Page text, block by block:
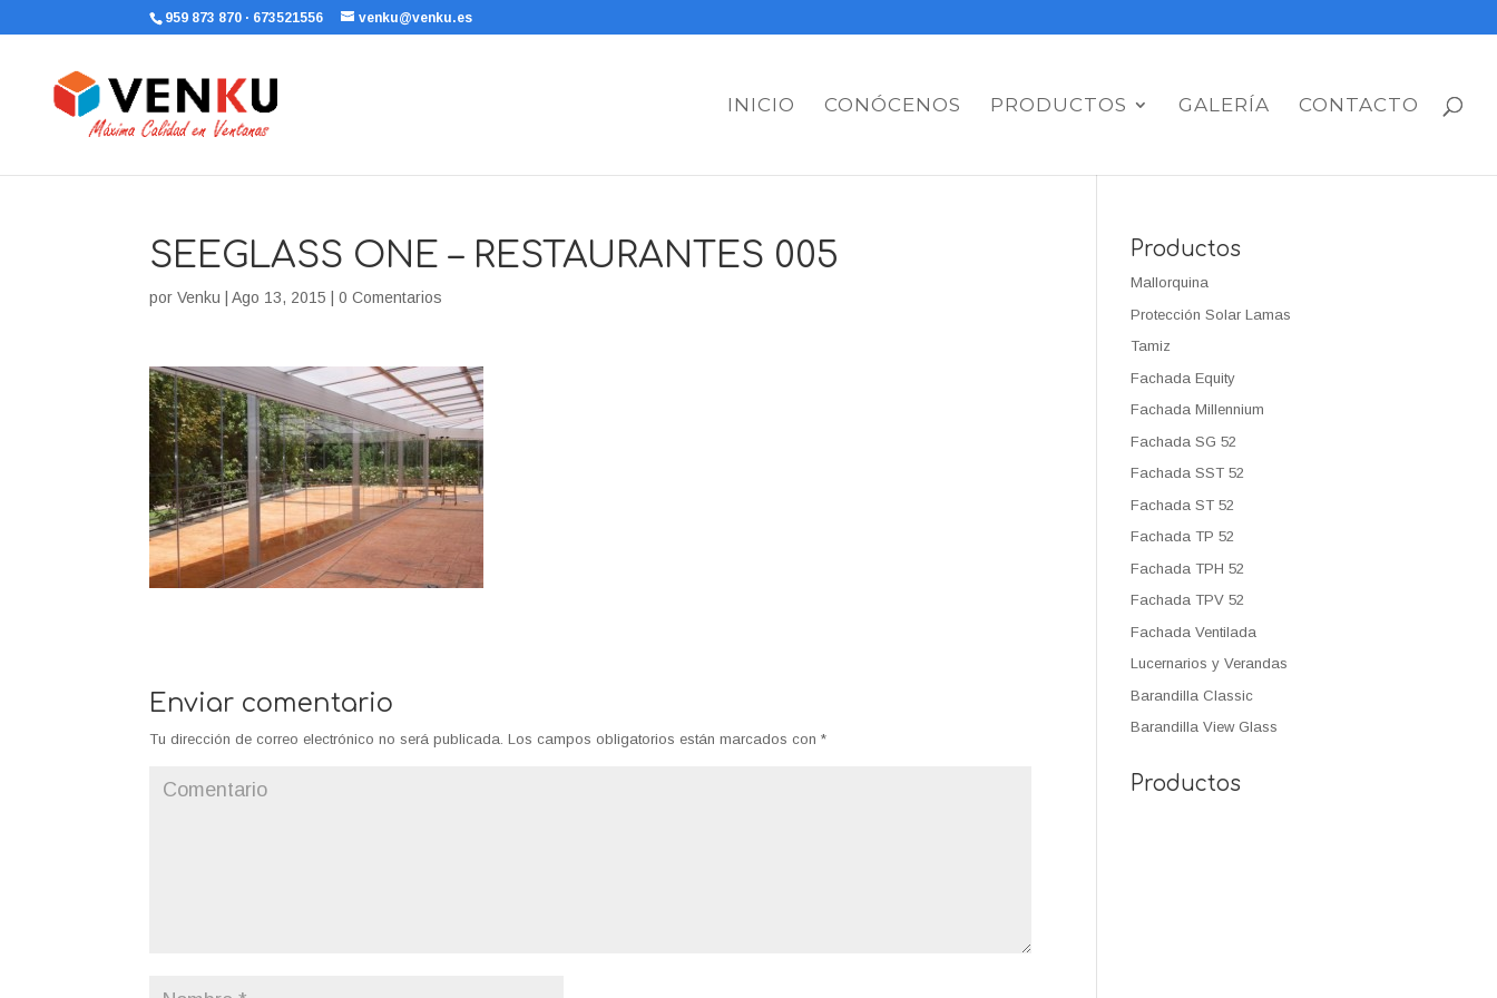
959 873 870 · 673521556 venku@venku.es
INICIO CONÓCENOS PRODUCTOS GALERÍA CONTACTO
SEEGLASS ONE – RESTAURANTES 005
porVenku |Ago 13, 2015 |0 Comentarios
Enviar comentario
Tu dirección de correo electrónico no será publicada. Los campos obligatorios están marcados con*
Productos
Mallorquina
Protección Solar Lamas
Tamiz
Fachada Equity
Fachada Millennium
Fachada SG 52
Fachada SST 52
Fachada ST 52
Fachada TP 52
Fachada TPH 52
Fachada TPV 52
Fachada Ventilada
Lucernarios y Verandas
Barandilla Classic
Barandilla View Glass
Productos